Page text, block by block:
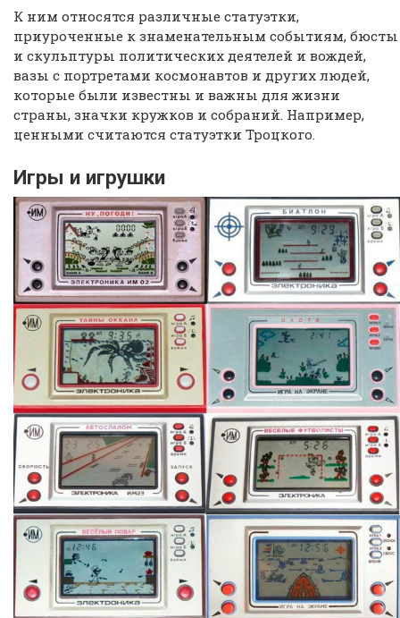
К ним относятся различные статуэтки,
приуроченные к знаменательным событиям, бюсты
и скульптуры политических деятелей и вождей,
вазы с портретами космонавтов и других людей,
которые были известны и важны для жизни
страны, значки кружков и собраний. Например,
ценными считаются статуэтки Троцкого.
Игры и игрушки